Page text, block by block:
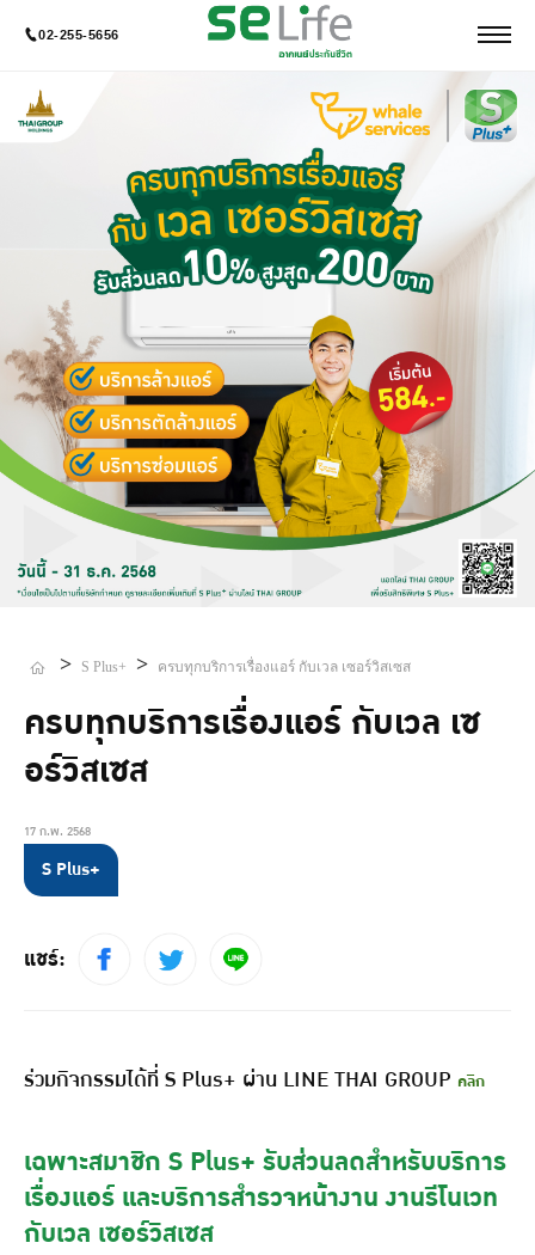
02-255-5656
> S Plus+ > ครบทุกบริการเรื่องแอร์ กับเวล เซอร์วิสเซส
ครบทุกบริการเรื่องแอร์ กับเวล เซ
อร์วิสเซส
17 ก.พ. 2568
S Plus+
แชร์:
ร่วมกิจกรรมได้ที่ S Plus+ ผ่าน LINE THAI GROUP คลิก
เฉพาะสมาชิก S Plus+ รับส่วนลดสำหรับบริการ
เรื่องแอร์ และบริการสำรวจหน้างาน งานรีโนเวท
กับเวล เซอร์วิสเซส